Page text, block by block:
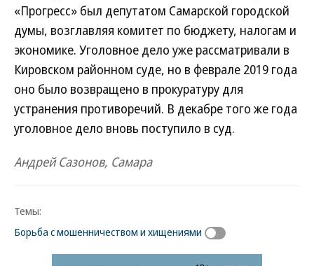
«Прогресс» был депутатом Самарской городской
думы, возглавляя комитет по бюджету, налогам и
экономике. Уголовное дело уже рассматривали в
Кировском районном суде, но в феврале 2019 года
оно было возвращено в прокуратуру для
устранения противоречий. В декабре того же года
уголовное дело вновь поступило в суд.
Андрей Сазонов, Самара
Темы:
Борьба с мошенничеством и хищениями